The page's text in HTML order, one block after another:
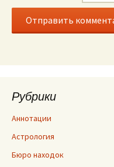
Рубрики
Аннотации
Астрология
Бюро находок